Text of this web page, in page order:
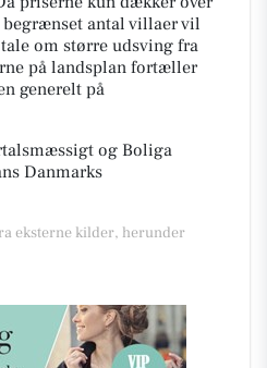
antal villaer vil
om større udsving fra
på landsplan fortæller
generelt på
og Boliga
Danmarks
eksterne kilder, herunder